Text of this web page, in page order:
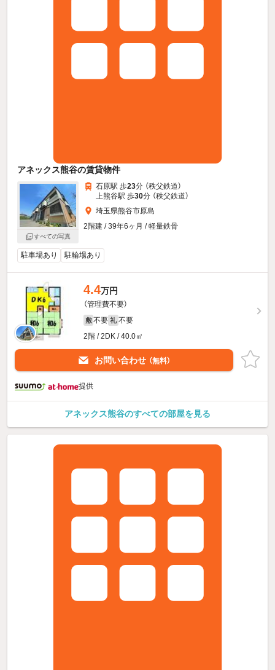
アネックス熊谷の賃貸物件
すべての写真
石原駅 歩23分 （秩父鉄道）
上熊谷駅 歩30分 （秩父鉄道）
埼玉県熊谷市原島
2階建 / 39年6ヶ月 / 軽量鉄骨
駐車場あり 駐輪場あり
4.4万円
（管理費不要）
敷 不要 礼 不要
2階 / 2DK / 40.0㎡
お問い合わせ （無料）
提供
アネックス熊谷のすべての部屋を見る